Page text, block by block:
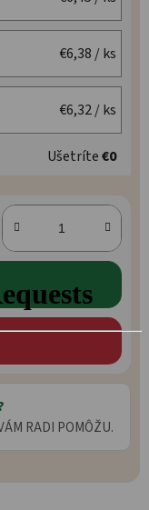
€6,38 / ks
€6,32/ ks
Ušetríte€0
RADI POMÔŽU.